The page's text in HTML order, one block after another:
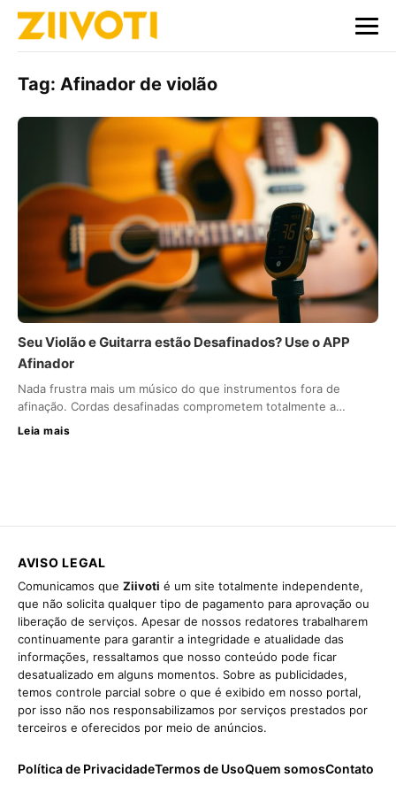
Tag: Afinador de violão
Seu Violão e Guitarra estão Desafinados? Use o APP
Afinador
Nada frustra mais um músico do que instrumentos fora de
afinação. Cordas desafinadas comprometem totalmente a…
Leia mais
AVISO LEGAL
Comunicamos que Ziivoti é um site totalmente independente,
que não solicita qualquer tipo de pagamento para aprovação ou
liberação de serviços. Apesar de nossos redatores trabalharem
continuamente para garantir a integridade e atualidade das
informações, ressaltamos que nosso conteúdo pode ficar
desatualizado em alguns momentos. Sobre as publicidades,
temos controle parcial sobre o que é exibido em nosso portal,
por isso não nos responsabilizamos por serviços prestados por
terceiros e oferecidos por meio de anúncios.
Política de PrivacidadeTermos de UsoQuem somosContato